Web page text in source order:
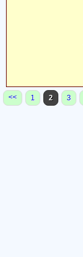
<< 1 2 3